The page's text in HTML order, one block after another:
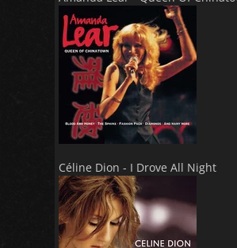
Céline Dion - I Drove All Night